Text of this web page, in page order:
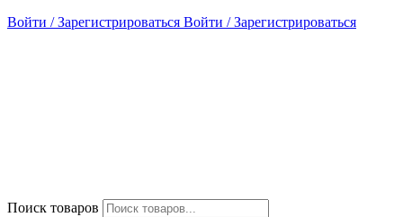
Войти / Зарегистрироваться Войти / Зарегистрироваться
Поиск товаров